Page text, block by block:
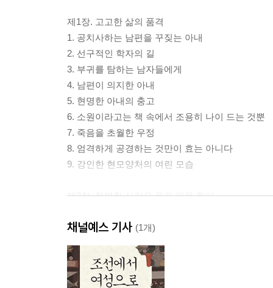
제1장. 고고한 삶의 품격
1. 공치사하는 남편을 꾸짖는 아내
2. 선구적인 학자의 길
3. 부귀를 탐하는 남자들에게
4. 남편이 의지한 아내
5. 현명한 아내의 충고
6. 소원이라고는 책 속에서 조용히 나이 드는 것뿐
7. 죽음을 초월한 우정
8. 엄격하게 공경하는 것만이 효는 아니다
9. 강인한 현모양처의 여린 모습
제2장. 현명한 사람은 옳은 일을 한다
2. 미천한 다모가 고귀한 양반의 부조리를 밝혀내다
3. 남성의 부당한 횡포에 대한 항거
4. 마지막 순간까지 지키려 했던 명예와 정의
5. 누명과 모욕에 맞서는 법
채널예스 기사 (1개)